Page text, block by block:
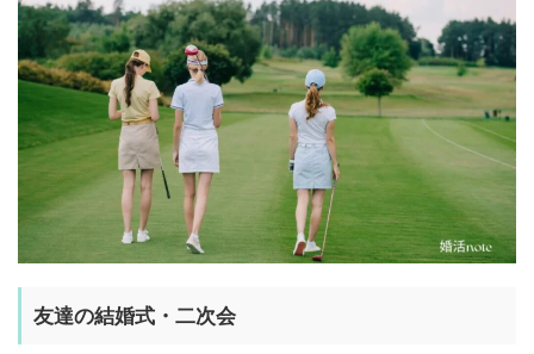
友達の結婚式・二次会